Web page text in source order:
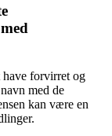
forvirret og
med de
kan være en